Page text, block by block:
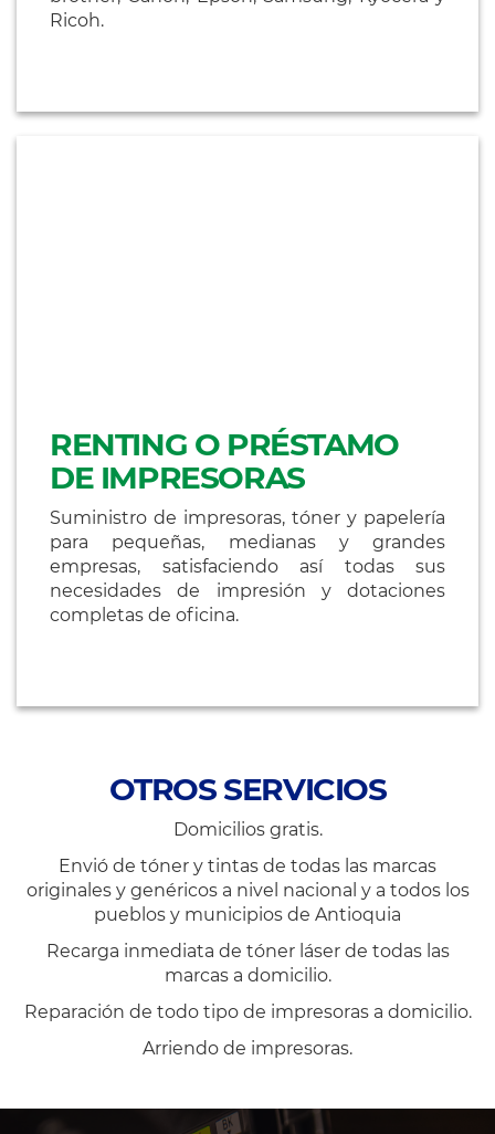
Ricoh.
RENTING O PRÉSTAMO
DE IMPRESORAS
Suministro de impresoras, tóner y papelería
para pequeñas, medianas y grandes
empresas, satisfaciendo así todas sus
necesidades de impresión y dotaciones
completas de oficina.
OTROS SERVICIOS
Domicilios gratis.
Envió de tóner y tintas de todas las marcas
originales y genéricos a nivel nacional y a todos los
pueblos y municipios de Antioquia
Recarga inmediata de tóner láser de todas las
marcas a domicilio.
Reparación de todo tipo de impresoras a domicilio.
Arriendo de impresoras.